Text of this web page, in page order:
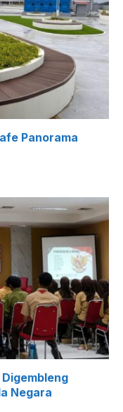
Panorama
Negara